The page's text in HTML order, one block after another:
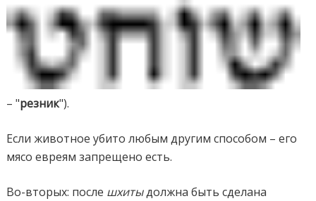
– "резник").
Если животное убито любым другим способом – его
мясо евреям запрещено есть.
Во-вторых: после шхитыдолжна быть сделана